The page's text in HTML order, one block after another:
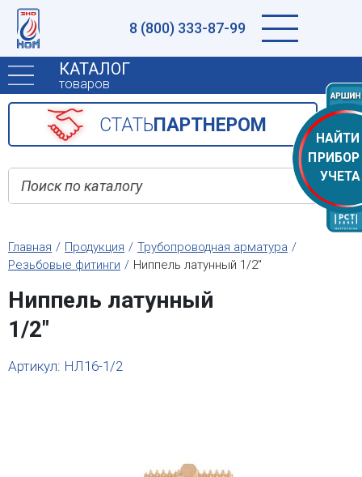
8 (800) 333-87-99
КАТАЛОГ
товаров
CТАТЬПАРТНЕРОМ
Главная Продукция
Трубопроводная арматура
Резьбовые фитинги
Ниппель латунный 1/2"
Ниппель латунный
1/2"
Артикул: НЛ16-1/2
НАЙТИ
ПРИБОР
УЧЕТА